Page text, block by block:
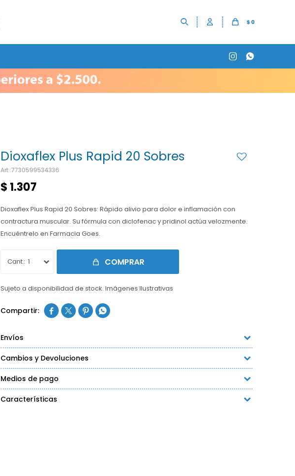
$0
 
Dioxaflex Plus Rapid 20 Sobres
7730599534336
$ 1.307
Dioxaflex Plus Rapid 20 Sobres: Rápido alivio para dolor e inflamación con
contractura muscular. Su fórmula con diclofenac y pridinol actúa velozmente.
Encuéntrelo en Farmacia Goes.
1 COMPRAR
Sujeto a disponibilidad de stock. Imágenes Ilustrativas
   
Envíos
Cambios y Devoluciones
Medios de pago
Características